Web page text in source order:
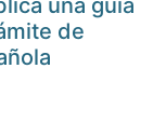
una guía
de